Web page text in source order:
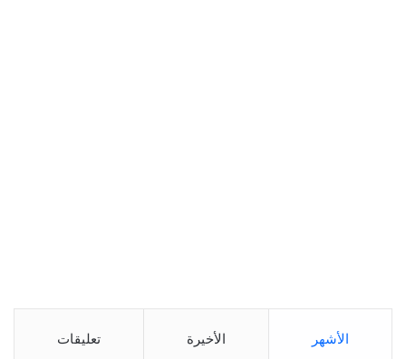
الأشهر الأخيرة تعليقات